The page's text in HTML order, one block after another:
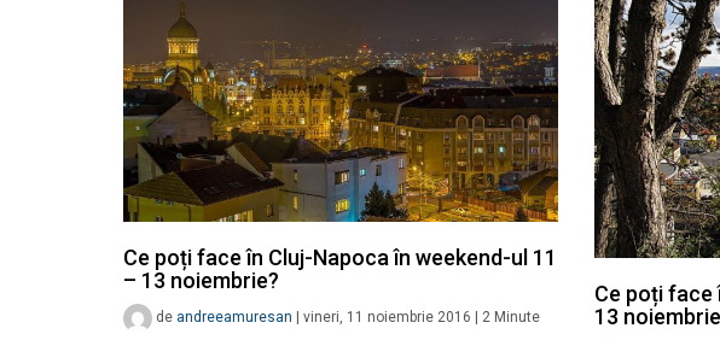
Ce poți face în Cluj-Napoca în weekend-ul 11
– 13 noiembrie?
de andreeamuresan vineri, 11 noiembrie 2016 2 Minute
Ce poți face
13